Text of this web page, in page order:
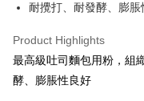
7-11取貨(5kg以內，尺寸
NT$100/order | Free
耐攪打、耐發酵、膨脹
Product Highlights
最高級吐司麵包用粉，組
酵、膨脹性良好